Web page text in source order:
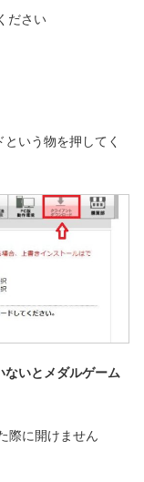
ださい
いう物を押してく
いとメダルゲーム
際に開けません